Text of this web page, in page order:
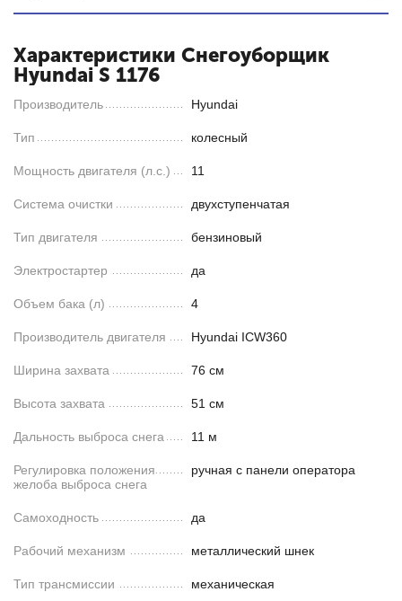
Характеристики Снегоуборщик
Hyundai S 1176
Производитель Hyundai
Тип колесный
Мощность двигателя (л.с.) 11
Система очистки двухступенчатая
Тип двигателя бензиновый
Электростартер да
Объем бака (л) 4
Производитель двигателя Hyundai ICW360
Ширина захвата 76 см
Высота захвата 51 см
Дальность выброса снега 11 м
Регулировка положения
желоба выброса снега
ручная с панели оператора
Самоходность да
Рабочий механизм металлический шнек
Тип трансмиссии механическая